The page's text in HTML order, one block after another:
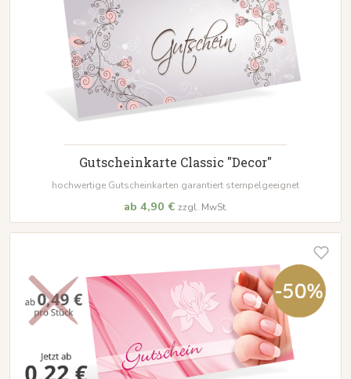
Gutscheinkarte Classic "Decor"
hochwertige Gutscheinkarten garantiert stempelgeeignet
ab 4,90 € zzgl. MwSt.